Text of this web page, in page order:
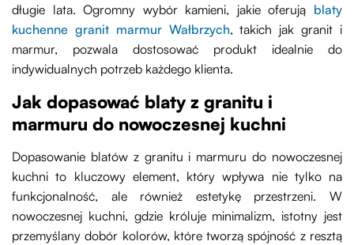
długie lata. Ogromny wybór kamieni, jakie oferują blaty
kuchenne granit marmur Wałbrzych, takich jak granit i
marmur, pozwala dostosować produkt idealnie do
indywidualnych potrzeb każdego klienta.
Jak dopasować blaty z granitu i
marmuru do nowoczesnej kuchni
Dopasowanie blatów z granitu i marmuru do nowoczesnej
kuchni to kluczowy element, który wpływa nie tylko na
funkcjonalność, ale również estetykę przestrzeni. W
nowoczesnej kuchni, gdzie króluje minimalizm, istotny jest
przemyślany dobór kolorów, które tworzą spójność z resztą